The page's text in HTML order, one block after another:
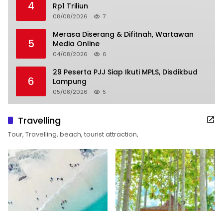
4
Rp1 Triliun
08/08/2026 7
5
Merasa Diserang & Difitnah, Wartawan
Media Online
04/08/2026 6
6
29 Peserta PJJ Siap Ikuti MPLS, Disdikbud
Lampung
05/08/2026 5
Travelling
Tour, Travelling, beach, tourist attraction,